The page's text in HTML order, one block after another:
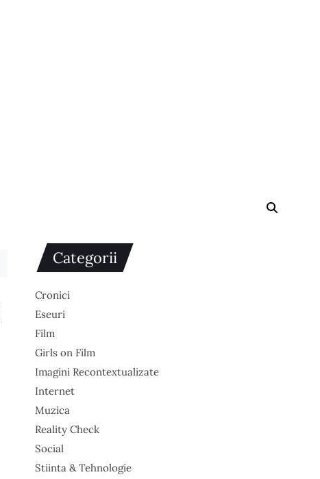
Categorii
Cronici
Eseuri
Film
Girls on Film
Imagini Recontextualizate
Internet
Muzica
Reality Check
Social
Stiinta & Tehnologie